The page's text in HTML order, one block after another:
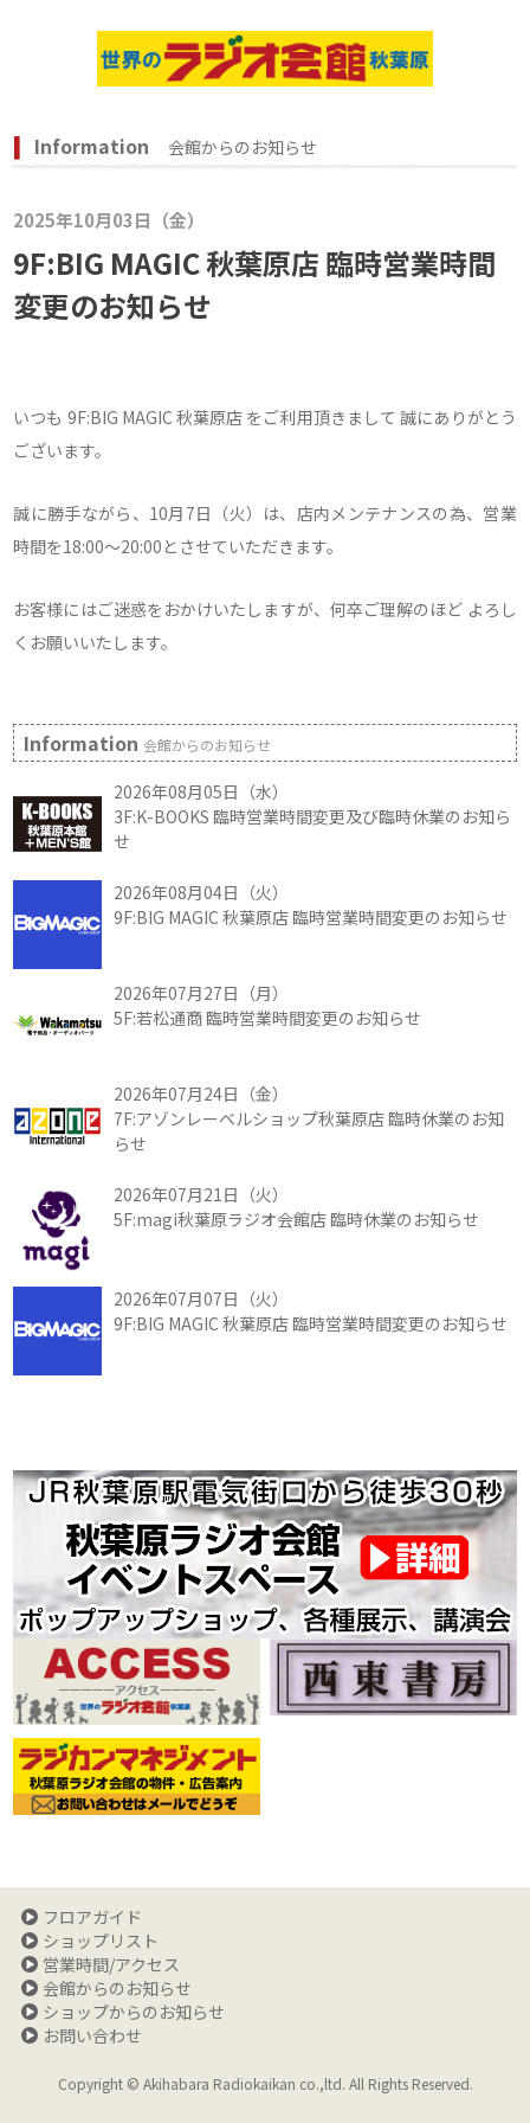
Information 会館からのお知らせ
2025年10月03日（金）
9F:BIG MAGIC 秋葉原店 臨時営業時間
変更のお知らせ
いつも 9F:BIG MAGIC 秋葉原店 をご利用頂きまして 誠にありがとう
ございます。
誠に勝手ながら、10月7日（火）は、店内メンテナンスの為、営業
時間を18:00～20:00とさせていただきます。
お客様にはご迷惑をおかけいたしますが、何卒ご理解のほど よろし
くお願いいたします。
Information会館からのお知らせ
2026年08月05日（水）
3F:K-BOOKS 臨時営業時間変更及び臨時休業のお知ら
せ
2026年08月04日（火）
9F:BIG MAGIC 秋葉原店 臨時営業時間変更のお知らせ
2026年07月27日（月）
5F:若松通商 臨時営業時間変更のお知らせ
2026年07月24日（金）
7F:アゾンレーベルショップ秋葉原店 臨時休業のお知
らせ
2026年07月21日（火）
5F:magi秋葉原ラジオ会館店 臨時休業のお知らせ
2026年07月07日（火）
9F:BIG MAGIC 秋葉原店 臨時営業時間変更のお知らせ
フロアガイド
ショップリスト
営業時間/アクセス
会館からのお知らせ
ショップからのお知らせ
お問い合わせ
Copyright © Akihabara Radiokaikan co.,ltd. All Rights Reserved.